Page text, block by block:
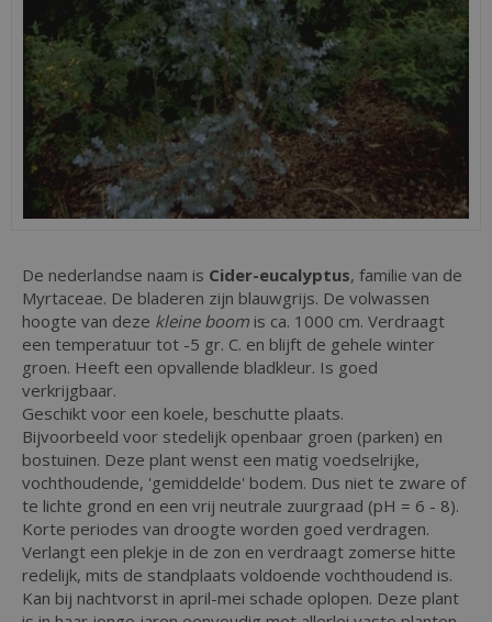
De nederlandse naam is Cider-eucalyptus, familie van de
Myrtaceae. De bladeren zijn blauwgrijs. De volwassen
hoogte van deze kleine boom is ca. 1000 cm. Verdraagt
een temperatuur tot -5 gr. C. en blijft de gehele winter
groen. Heeft een opvallende bladkleur. Is goed
verkrijgbaar.
Geschikt voor een koele, beschutte plaats.
Bijvoorbeeld voor stedelijk openbaar groen (parken) en
bostuinen. Deze plant wenst een matig voedselrijke,
vochthoudende, 'gemiddelde' bodem. Dus niet te zware of
te lichte grond en een vrij neutrale zuurgraad (pH = 6 - 8).
Korte periodes van droogte worden goed verdragen.
Verlangt een plekje in de zon en verdraagt zomerse hitte
redelijk, mits de standplaats voldoende vochthoudend is.
Kan bij nachtvorst in april-mei schade oplopen. Deze plant